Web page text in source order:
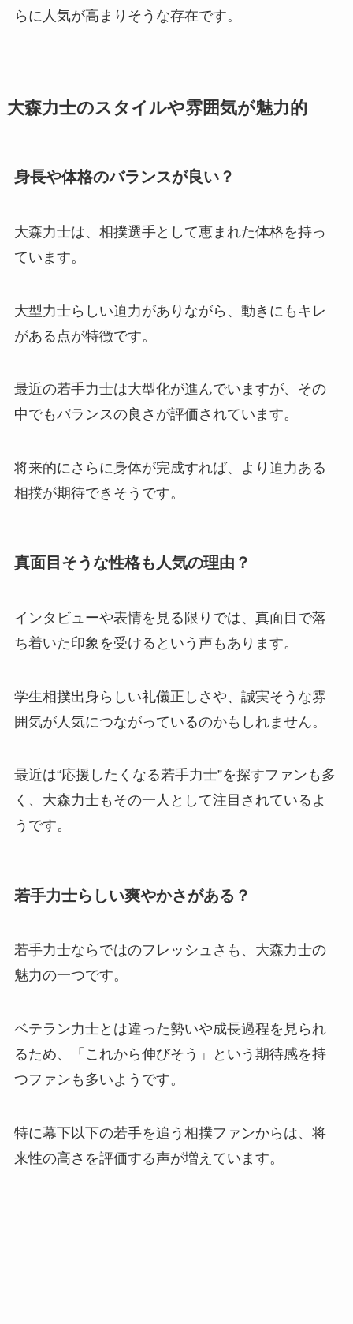
らに人気が高まりそうな存在です。
大森力士のスタイルや雰囲気が魅力的
身長や体格のバランスが良い？
大森力士は、相撲選手として恵まれた体格を持っ
ています。
大型力士らしい迫力がありながら、動きにもキレ
がある点が特徴です。
最近の若手力士は大型化が進んでいますが、その
中でもバランスの良さが評価されています。
将来的にさらに身体が完成すれば、より迫力ある
相撲が期待できそうです。
真面目そうな性格も人気の理由？
インタビューや表情を見る限りでは、真面目で落
ち着いた印象を受けるという声もあります。
学生相撲出身らしい礼儀正しさや、誠実そうな雰
囲気が人気につながっているのかもしれません。
最近は“応援したくなる若手力士”を探すファンも多
く、大森力士もその一人として注目されているよ
うです。
若手力士らしい爽やかさがある？
若手力士ならではのフレッシュさも、大森力士の
魅力の一つです。
ベテラン力士とは違った勢いや成長過程を見られ
るため、「これから伸びそう」という期待感を持
つファンも多いようです。
特に幕下以下の若手を追う相撲ファンからは、将
来性の高さを評価する声が増えています。